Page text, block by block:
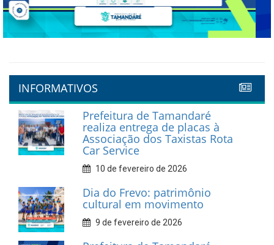
Previous Next